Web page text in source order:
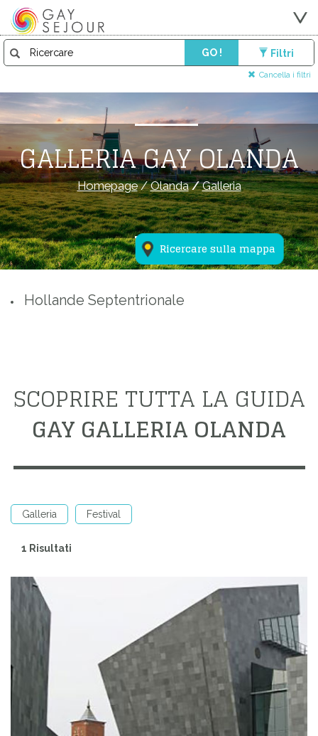
GO ! Filtri
Cancella i filtri
Ricercare sulla mappa
GALLERIA GAY OLANDA
Homepage/Olanda/Galleria
Hollande Septentrionale
SCOPRIRE TUTTA LA GUIDA
GAY GALLERIA OLANDA
Galleria Festival
1 Risultati